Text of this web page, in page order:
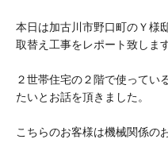
本日は加古川市野口町のＹ様
取替え工事をレポート致します
２世帯住宅の２階で使ってい
たいとお話を頂きました。
こちらのお客様は機械関係の